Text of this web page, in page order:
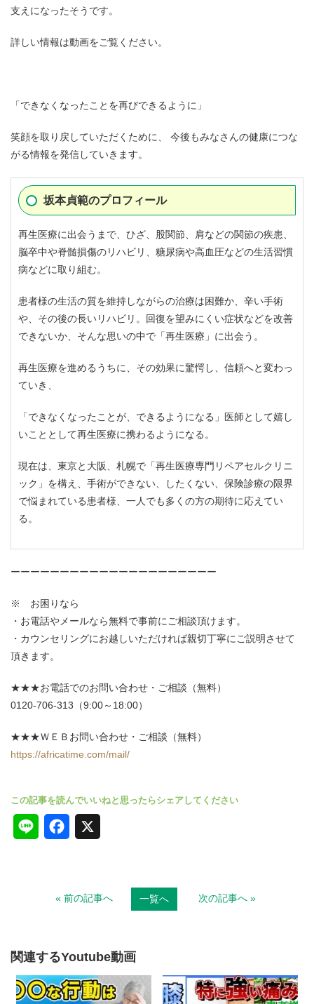
支えになったそうです。
詳しい情報は動画をご覧ください。
「できなくなったことを再びできるように」
笑顔を取り戻していただくために、 今後もみなさんの健康につな
がる情報を発信していきます。
坂本貞範のプロフィール
再生医療に出会うまで、ひざ、股関節、肩などの関節の疾患、
脳卒中や脊髄損傷のリハビリ、糖尿病や高血圧などの生活習慣
病などに取り組む。
患者様の生活の質を維持しながらの治療は困難か、辛い手術
や、その後の長いリハビリ。回復を望みにくい症状などを改善
できないか、そんな思いの中で「再生医療」に出会う。
再生医療を進めるうちに、その効果に驚愕し、信頼へと変わっ
ていき、
「できなくなったことが、できるようになる」医師として嬉し
いこととして再生医療に携わるようになる。
現在は、東京と大阪、札幌で「再生医療専門リペアセルクリニ
ック」を構え、手術ができない、したくない、保険診療の限界
で悩まれている患者様、一人でも多くの方の期待に応えてい
る。
ーーーーーーーーーーーーーーーーーーーーー
※ お困りなら
・お電話やメールなら無料で事前にご相談頂けます。
・カウンセリングにお越しいただければ親切丁寧にご説明させて
頂きます。
★★★お電話でのお問い合わせ・ご相談（無料）
0120-706-313（9:00～18:00）
★★★ＷＥＢお問い合わせ・ご相談（無料）
https://africatime.com/mail/
e
o
o
« 前の記事へ 一覧へ 次の記事へ »
関連するYoutube動画